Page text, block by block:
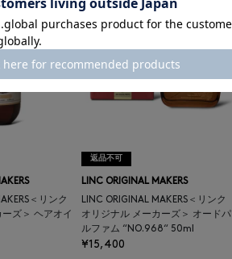
＜リンク
ズ＞ ヘアオイ
返品不可
LINC ORIGINAL MAKERS
LINC ORIGINAL MAKERS＜リンク
オリジナル メーカーズ＞ オードパ
ルファム “NO.968“ 50ml
¥15,400